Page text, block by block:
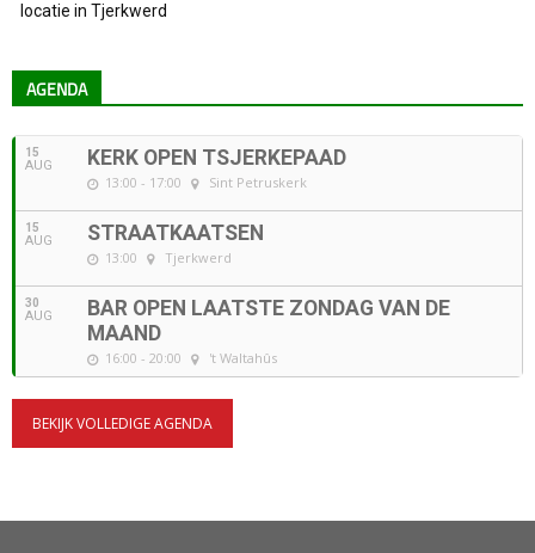
locatie in Tjerkwerd
AGENDA
15
AUG KERK OPEN TSJERKEPAAD
13:00 - 17:00 Sint Petruskerk
15
AUG STRAATKAATSEN
13:00 Tjerkwerd
30
AUG
BAR OPEN LAATSTE ZONDAG VAN DE
MAAND
16:00 - 20:00 't Waltahûs
BEKIJK VOLLEDIGE AGENDA